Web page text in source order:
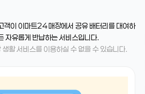
객이 이마트24 매장에서 공유 배터리를 대여하
자유롭게 반납하는 서비스입니다.
활 서비스를 이용하실 수 없을 수 있습니다.